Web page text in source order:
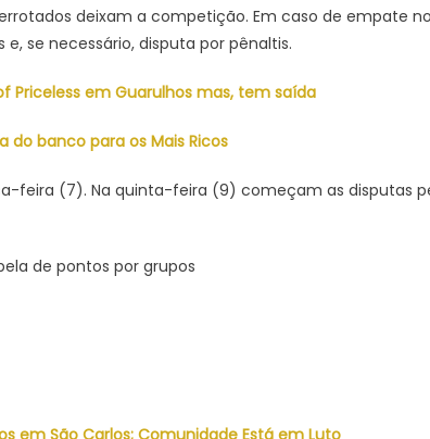
deixam a competição. Em caso de empate no
se necessário, disputa por pênaltis.
Priceless em Guarulhos mas, tem saída
do banco para os Mais Ricos
feira (7). Na quinta-feira (9) começam as disputas
de pontos por grupos